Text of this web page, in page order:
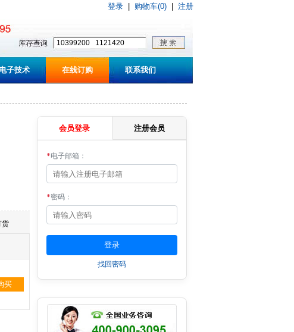
登录 购物车(0) 注册
子技术 在线订购 联系我们
货
买
会员登录 注册会员
*电子邮箱：
*密码：
找回密码